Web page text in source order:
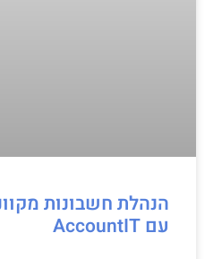
הנהלת חשבונות
עם AccountIT